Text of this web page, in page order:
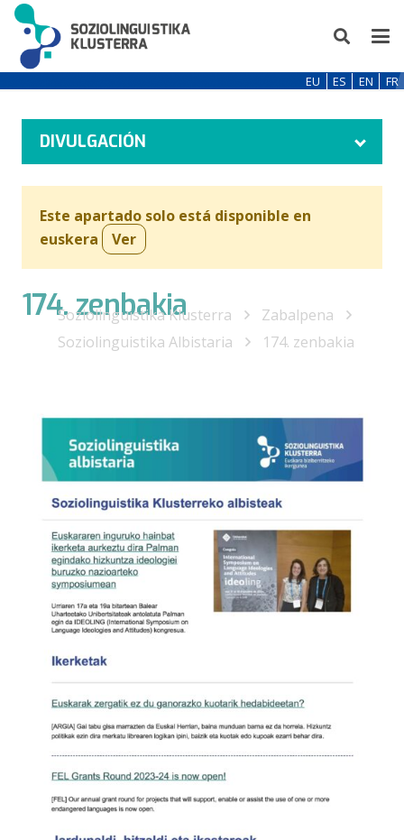
EU ES EN FR
DIVULGACIÓN
Este apartado solo está disponible en
euskera
Ver
174. zenbakia
Soziolinguistika Klusterra
Zabalpena
Soziolinguistika Albistaria
174. zenbakia